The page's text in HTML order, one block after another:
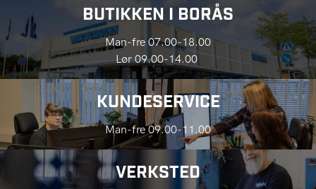
BUTIKKEN I BORÅS
Man-fre 07.00-18.00
Lør 09.00-14.00
KUNDESERVICE
Man-fre 09.00-11.00
VERKSTED